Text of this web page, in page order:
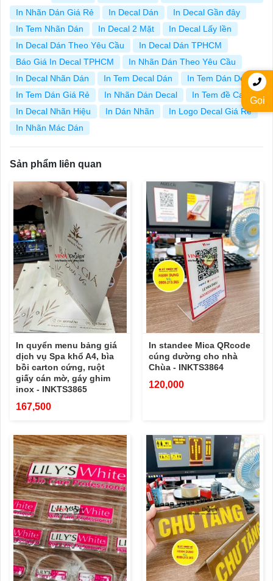
In Nhãn Dán Giá Rẻ
In Decal Dán
In Decal Gần đây
In Tem Nhãn Dán
In Decal 2 Mặt
In Decal Lấy Iền
In Decal Dán Theo Yêu Cầu
In Decal Dán TPHCM
Báo Giá In Decal TPHCM
In Nhãn Dán Theo Yêu Cầu
In Decal Nhãn Dán
In Tem Decal Dán
In Tem Dán Decal
In Tem Dán Giá Rẻ
In Nhãn Dán Decal
In Tem đề Can
In Decal Nhãn Hiệu
In Dán Nhãn
In Logo Decal Giá Rẻ
In Nhãn Mác Dán
Sản phẩm liên quan
In quyển menu bảng giá
dịch vụ Spa khổ A4, bìa
bồi carton cứng, ruột
giấy cán mờ, gáy ghim
inox - INKTS3865
167,500
In standee Mica QRcode
cúng dường cho nhà
Chùa - INKTS3864
120,000
Gọi